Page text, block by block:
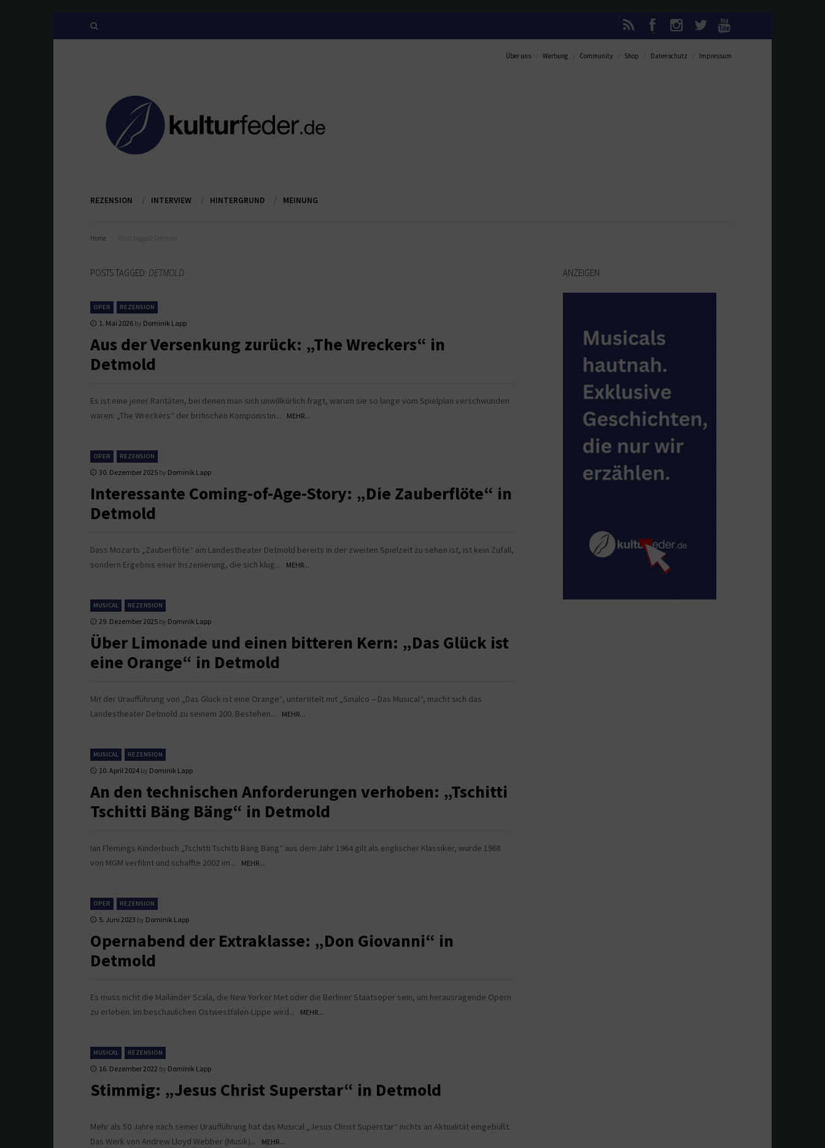
Über uns Werbung Community Shop Datenschutz Impressum
REZENSION INTERVIEW HINTERGRUND MEINUNG
Home
POSTS TAGGED: DETMOLD
OPER REZENSION
1. Mai 2026 by Dominik Lapp
Aus der Versenkung zurück: „The Wreckers“ in
Detmold
Es ist eine jener Raritäten, bei denen man sich unwillkürlich fragt, warum sie so lange vom Spielplan verschwunden
waren: „The Wreckers“ der britischen Komponistin...
MEHR...
OPER REZENSION
30. Dezember 2025 by Dominik Lapp
Interessante Coming-of-Age-Story: „Die Zauberflöte“ in
Detmold
Dass Mozarts „Zauberflöte“ am Landestheater Detmold bereits in der zweiten Spielzeit zu sehen ist, ist kein Zufall,
sondern Ergebnis einer Inszenierung, die sich klug...
MEHR...
MUSICAL REZENSION
29. Dezember 2025 by Dominik Lapp
Über Limonade und einen bitteren Kern: „Das Glück ist
eine Orange“ in Detmold
Mit der Uraufführung von „Das Glück ist eine Orange“, untertitelt mit „Sinalco – Das Musical“, macht sich das
Landestheater Detmold zu seinem 200. Bestehen...
MEHR...
MUSICAL REZENSION
10. April 2024 by Dominik Lapp
An den technischen Anforderungen verhoben: „Tschitti
Tschitti Bäng Bäng“ in Detmold
Ian Flemings Kinderbuch „Tschitti Tschitti Bäng Bäng“ aus dem Jahr 1964 gilt als englischer Klassiker, wurde 1968
von MGM verfilmt und schaffte 2002 im...
MEHR...
OPER REZENSION
5. Juni 2023 by Dominik Lapp
Opernabend der Extraklasse: „Don Giovanni“ in
Detmold
Es muss nicht die Mailänder Scala, die New Yorker Met oder die Berliner Staatsoper sein, um herausragende Opern
zu erleben. Im beschaulichen Ostwestfalen-Lippe wird...
MEHR...
MUSICAL REZENSION
16. Dezember 2022 by Dominik Lapp
Stimmig: „Jesus Christ Superstar“ in Detmold
Mehr als 50 Jahre nach seiner Uraufführung hat das Musical „Jesus Christ Superstar“ nichts an Aktualität eingebüßt.
Das Werk von Andrew Lloyd Webber (Musik)...
MEHR...
ANZEIGEN